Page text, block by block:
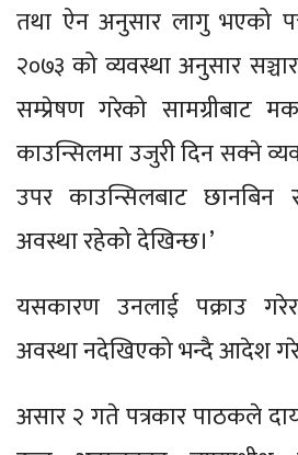
तथा ऐन अनुसार लागु भएको
२०७३ को व्यवस्था अनुसार
सम्प्रेषण गरेको सामग्रीबाट
काउन्सिलमा उजुरी दिन सक्ने
उपर काउन्सिलबाट छानबिन
अवस्था रहेको देखिन्छ।’
यसकारण उनलाई पक्राउ
अवस्था नदेखिएको भन्दै आदेश
असार २ गते पत्रकार पाठकले